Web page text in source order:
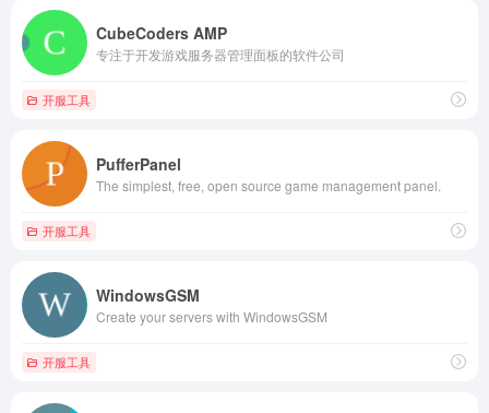
CubeCoders AMP
专注于开发游戏服务器管理面板的软件公司
开服工具
PufferPanel
The simplest, free, open source game management panel.
开服工具
WindowsGSM
Create your servers with WindowsGSM
开服工具